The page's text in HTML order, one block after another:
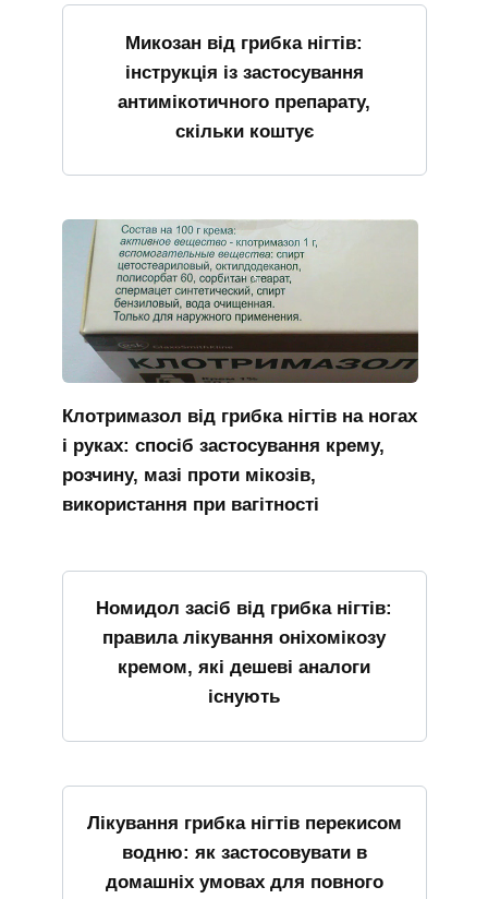
Микозан від грибка нігтів:
інструкція із застосування
антимікотичного препарату,
скільки коштує
Клотримазол від грибка нігтів на ногах
і руках: спосіб застосування крему,
розчину, мазі проти мікозів,
використання при вагітності
Номидол засіб від грибка нігтів:
правила лікування оніхомікозу
кремом, які дешеві аналоги
існують
Лікування грибка нігтів перекисом
водню: як застосовувати в
домашніх умовах для повного